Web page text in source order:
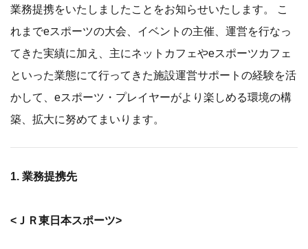
業務提携をいたしましたことをお知らせいたします。 こ
れまでeスポーツの大会、イベントの主催、運営を行なっ
てきた実績に加え、主にネットカフェやeスポーツカフェ
といった業態にて行ってきた施設運営サポートの経験を活
かして、eスポーツ・プレイヤーがより楽しめる環境の構
築、拡大に努めてまいります。
1. 業務提携先
<ＪＲ東⽇本スポーツ>